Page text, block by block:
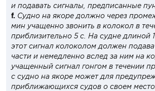
и подавать сигналы, предписанные
f. Судно на якоре должно через
мин учащенно звонить в колокол в
приблизительно 5 с. На судне длиной
этот сигнал колоколом должен
части и немедленно вслед за ним на
учащенный сигнал гонгом в течении
с судно на якоре может для
приближающихся судов о своем